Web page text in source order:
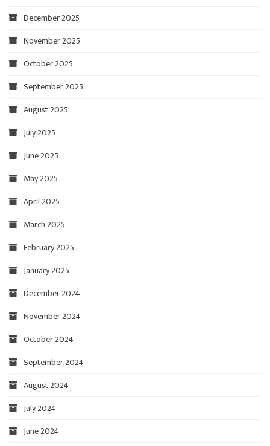
December 2025
November 2025
October 2025
September 2025
August 2025
July 2025
June 2025
May 2025
April 2025
March 2025
February 2025
January 2025
December 2024
November 2024
October 2024
September 2024
August 2024
July 2024
June 2024